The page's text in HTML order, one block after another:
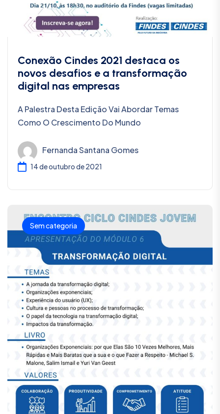
Conexão Cindes 2021 destaca os
novos desafios e a transformação
digital nas empresas
A Palestra Desta Edição Vai Abordar Temas
Como O Crescimento Do Mundo
Fernanda Santana Gomes
14 de outubro de 2021
Sem categoria